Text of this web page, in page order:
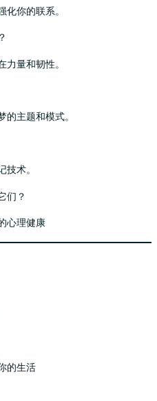
化你的联系。
力量和韧性。
的主题和模式。
技术。
们？
心理健康
的生活